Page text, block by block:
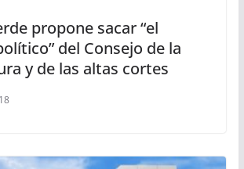
propone sacar “el
del Consejo de la
y de las altas cortes